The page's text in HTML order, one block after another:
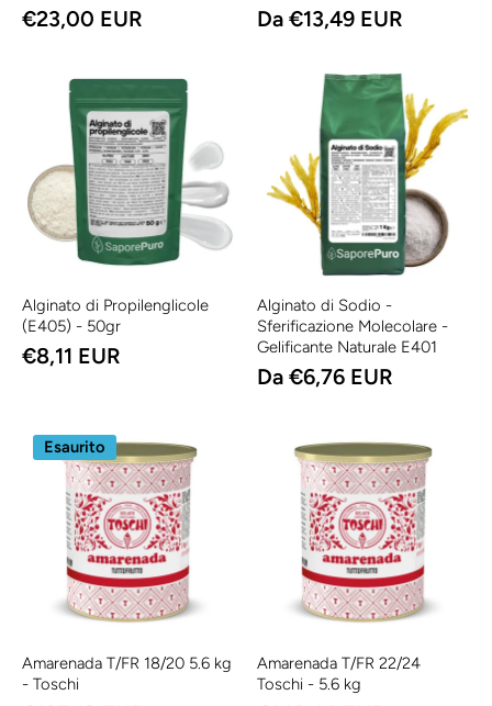
€23,00 EUR Da €13,49 EUR
Alginato di Propilenglicole
(E405) - 50gr
€8,11 EUR
Alginato di Sodio -
Sferificazione Molecolare -
Gelificante Naturale E401
Da €6,76 EUR
Esaurito
Amarenada T/FR 18/20 5.6 kg
- Toschi
Amarenada T/FR 22/24
Toschi - 5.6 kg